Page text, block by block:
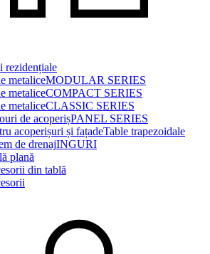
rezidențiale
metaliceMODULAR SERIES
metaliceCOMPACT SERIES
metaliceCLASSIC SERIES
de acoperișPANEL SERIES
acoperișuri și fațadeTable trapezoidale
de drenajINGURI
plană
din tablă